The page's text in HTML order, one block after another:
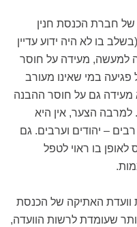
של חברת הכנסת חנין
בו לא היה ידוע עדיין
למעשה, מעידה על חוסר
פגיעה במי שאינו מעורב
גם על חוסר ההבנה
הצער, אין היא
– יהודים וערבים. גם
לאופן בו ראוי לטפל
וועדת האתיקה של הכנסת
שעומדת לרשות הוועדה,